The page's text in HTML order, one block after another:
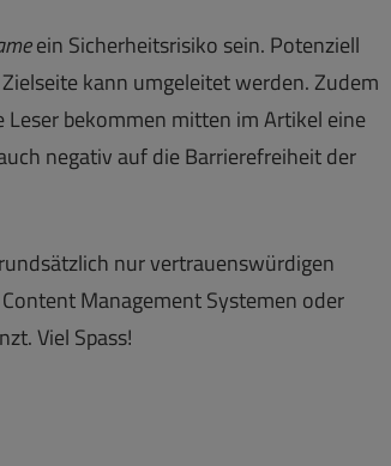
ein Sicherheitsrisiko sein. Potenziell
kann umgeleitet werden. Zudem
bekommen mitten im Artikel eine
negativ auf die Barrierefreiheit der
nur vertrauenswürdigen
Management Systemen oder
Viel Spass!